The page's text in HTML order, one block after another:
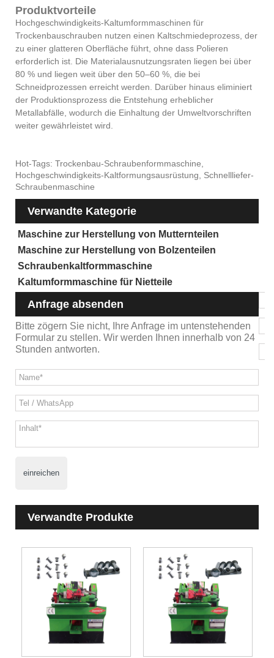
Produktvorteile
Hochgeschwindigkeits-Kaltumformmaschinen für
Trockenbauschrauben nutzen einen Kaltschmiedeprozess, der
zu einer glatteren Oberfläche führt, ohne dass Polieren
erforderlich ist. Die Materialausnutzungsraten liegen bei über
80 % und liegen weit über den 50–60 %, die bei
Schneidprozessen erreicht werden. Darüber hinaus eliminiert
der Produktionsprozess die Entstehung erheblicher
Metallabfälle, wodurch die Einhaltung der Umweltvorschriften
weiter gewährleistet wird.
Hot-Tags: Trockenbau-Schraubenformmaschine,
Hochgeschwindigkeits-Kaltformungsausrüstung, Schnellliefer-
Schraubenmaschine
Verwandte Kategorie
Maschine zur Herstellung von Mutternteilen
Maschine zur Herstellung von Bolzenteilen
Schraubenkaltformmaschine
Kaltumformmaschine für Nietteile
Anfrage absenden
Bitte zögern Sie nicht, Ihre Anfrage im untenstehenden
Formular zu stellen. Wir werden Ihnen innerhalb von 24
Stunden antworten.
einreichen
Verwandte Produkte